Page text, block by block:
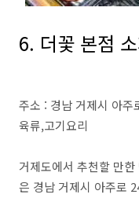
6. 더꽃 본점
주소 : 경남 거제시 아주
육류,고기요리
거제도에서 추천할 만
은 경남 거제시 아주로